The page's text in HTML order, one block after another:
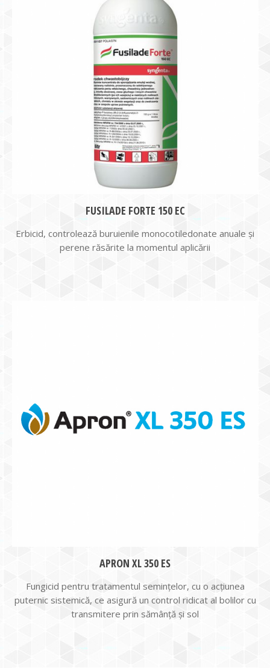
FUSILADE FORTE 150 EC
Erbicid, controlează buruienile monocotiledonate anuale şi
perene răsărite la momentul aplicării
APRON XL 350 ES
Fungicid pentru tratamentul semințelor, cu o acțiunea
puternic sistemică, ce asigură un control ridicat al bolilor cu
transmitere prin sămânță și sol